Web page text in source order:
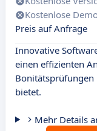
Kostenlose
Preis auf Anfrage
Innovative
einen effizienten
Bonitätsprüfungen
bietet.
Mehr Details